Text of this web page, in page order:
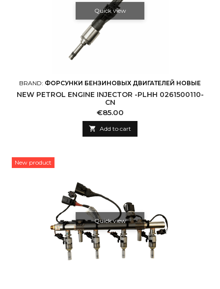
Quick view
BRAND: ФОРСУНКИ БЕНЗИНОВЫХ ДВИГАТЕЛЕЙ НОВЫЕ
NEW PETROL ENGINE INJECTOR -PLHH 0261500110-
CN
Price
€85.00
 Add to cart
New product
Quick view